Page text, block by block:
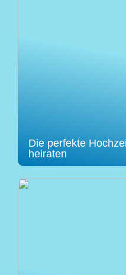
Die perfekte
heiraten